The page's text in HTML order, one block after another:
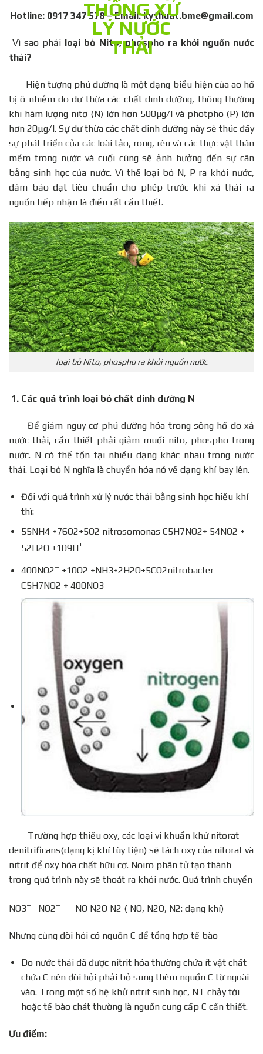
Hotline: 0917 347 578 – Email: kythuat.bme@gmail.com
Vì sao phải loại bỏ Nito, phospho ra khỏi nguồn nước
thải?
Hiện tượng phú dưỡng là một dạng biểu hiện của ao hồ
bị ô nhiễm do dư thừa các chất dinh dưỡng, thông thường
khi hàm lượng nitơ (N) lớn hơn 500µg/l và photpho (P) lớn
hơn 20μg/l. Sự dư thừa các chất dinh dưỡng này sẽ thúc đấy
sự phát triển của các loài tảo, rong, rêu và các thực vật thân
mềm trong nước và cuối cùng sẽ ảnh hưởng đến sự cân
bằng sinh học của nước. Vì thế loại bỏ N, P ra khỏi nước,
đảm bảo đạt tiêu chuẩn cho phép trước khi xả thải ra
nguồn tiếp nhận là điều rất cần thiết.
loại bỏ Nito, phospho ra khỏi nguồn nước
1. Các quá trình loại bỏ chất dinh dưỡng N
Để giảm nguy cơ phú dưỡng hóa trong sông hồ do xả
nước thải, cần thiết phải giảm muối nito, phospho trong
nước. N có thể tồn tại nhiều dạng khác nhau trong nước
thải. Loại bỏ N nghĩa là chuyển hóa nó về dạng khí bay lên.
Đối với quá trình xử lý nước thải bằng sinh học hiếu khí
thì:
55NH4 +76O2+5O2 nitrosomonas C5H7NO2+ 54NO2 +
52H2O +109H+
400NO2– +10O2 +NH3+2H2O+5CO2nitrobacter
C5H7NO2 + 400NO3
Trường hợp thiếu oxy, các loại vi khuẩn khử nitorat
denitrificans(dạng kị khí tùy tiện) sẽ tách oxy của nitorat và
nitrit để oxy hóa chất hữu cơ. Noiro phân tử tạo thành
trong quá trình này sẽ thoát ra khỏi nước. Quá trình chuyển
NO3– NO2– – NO N2O N2 ( NO, N2O, N2: dạng khí)
Nhưng cũng đòi hỏi có nguồn C để tổng hợp tế bào
Do nước thải đã được nitrit hóa thường chứa ít vật chất
chứa C nên đòi hỏi phải bỏ sung thêm nguồn C từ ngoài
vào. Trong một số hệ khử nitrit sinh học, NT chảy tới
hoặc tế bào chát thường là nguồn cung cấp C cần thiết.
Ưu điểm: